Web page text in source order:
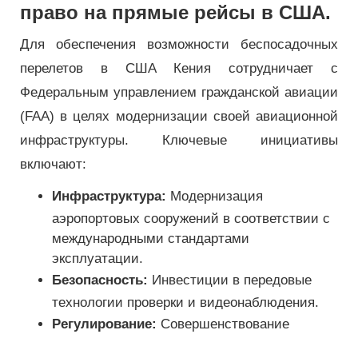
право на прямые рейсы в США.
Для обеспечения возможности беспосадочных
перелетов в США Кения сотрудничает с
Федеральным управлением гражданской авиации
(FAA) в целях модернизации своей авиационной
инфраструктуры. Ключевые инициативы
включают:
Инфраструктура: Модернизация
аэропортовых сооружений в соответствии с
международными стандартами
эксплуатации.
Безопасность: Инвестиции в передовые
технологии проверки и видеонаблюдения.
Регулирование: Совершенствование